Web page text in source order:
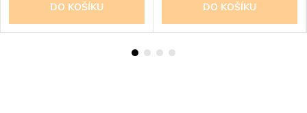
DO KOŠÍKU DO KOŠÍKU